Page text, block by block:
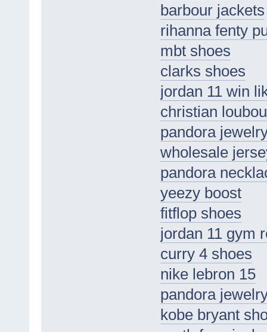
barbour jackets
rihanna fenty
mbt shoes
clarks shoes
jordan 11 win
christian
pandora
wholesale
pandora
yeezy boost
fitflop shoes
jordan 11 gym
curry 4 shoes
nike lebron 15
pandora
kobe bryant